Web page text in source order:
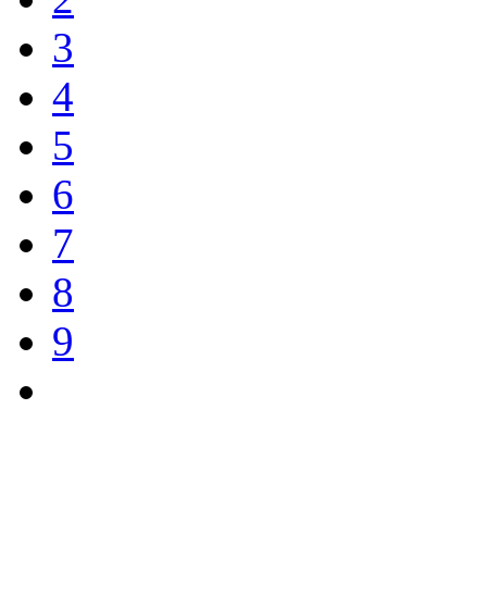
3
4
5
6
7
8
9